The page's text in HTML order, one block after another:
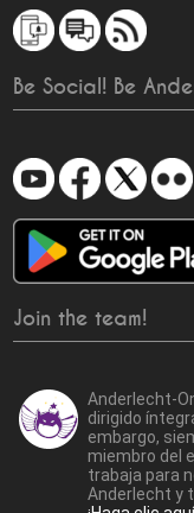
Be Social! Be
Join the team!
Anderlecht-
dirigido
embargo,
miembro del
trabaja para
Anderlecht y